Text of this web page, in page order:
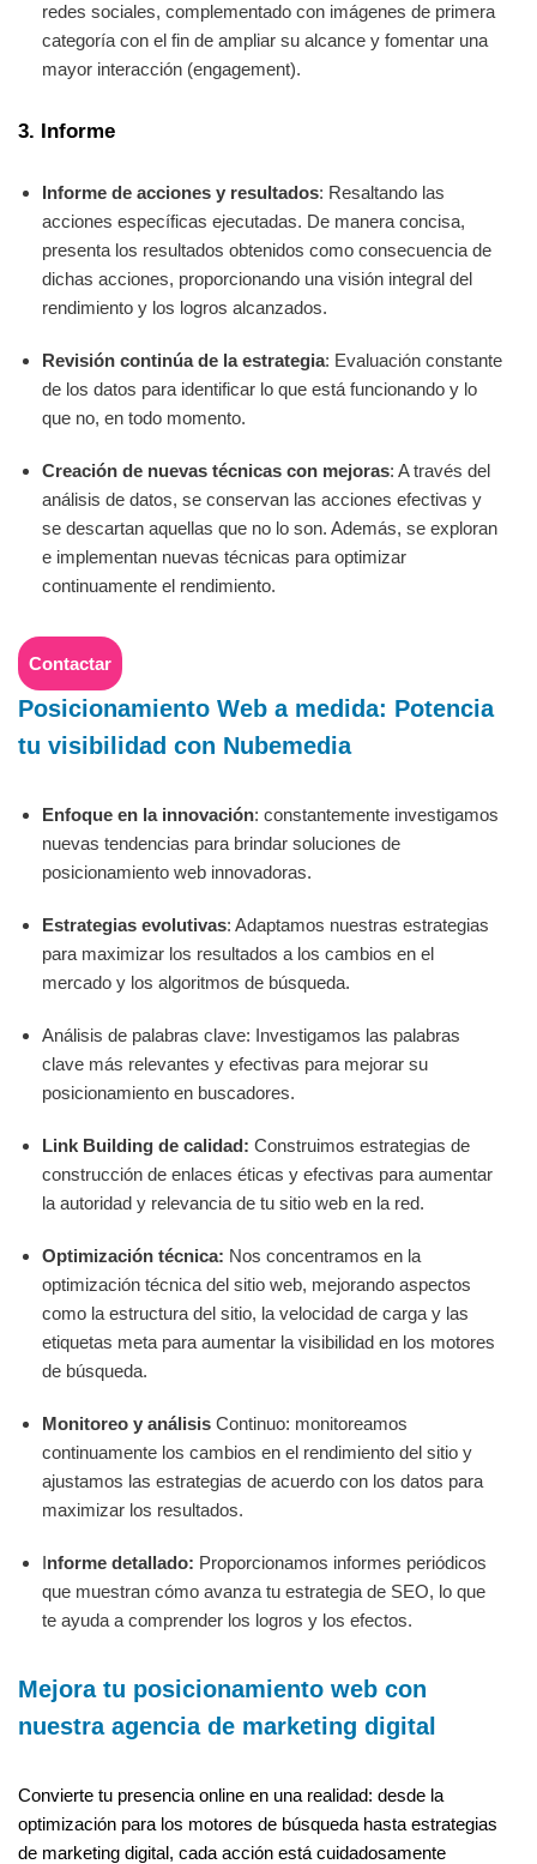
redes sociales, complementado con imágenes de primera
categoría con el fin de ampliar su alcance y fomentar una
mayor interacción (engagement).
3. Informe
Informe de acciones y resultados: Resaltando las
acciones específicas ejecutadas. De manera concisa,
presenta los resultados obtenidos como consecuencia de
dichas acciones, proporcionando una visión integral del
rendimiento y los logros alcanzados.
Revisión continúa de la estrategia: Evaluación constante
de los datos para identificar lo que está funcionando y lo
que no, en todo momento.
Creación de nuevas técnicas con mejoras: A través del
análisis de datos, se conservan las acciones efectivas y
se descartan aquellas que no lo son. Además, se exploran
e implementan nuevas técnicas para optimizar
continuamente el rendimiento.
Contactar
Posicionamiento Web a medida: Potencia
tu visibilidad con Nubemedia
Enfoque en la innovación: constantemente investigamos
nuevas tendencias para brindar soluciones de
posicionamiento web innovadoras.
Estrategias evolutivas: Adaptamos nuestras estrategias
para maximizar los resultados a los cambios en el
mercado y los algoritmos de búsqueda.
Análisis de palabras clave: Investigamos las palabras
clave más relevantes y efectivas para mejorar su
posicionamiento en buscadores.
Link Building de calidad: Construimos estrategias de
construcción de enlaces éticas y efectivas para aumentar
la autoridad y relevancia de tu sitio web en la red.
Optimización técnica: Nos concentramos en la
optimización técnica del sitio web, mejorando aspectos
como la estructura del sitio, la velocidad de carga y las
etiquetas meta para aumentar la visibilidad en los motores
de búsqueda.
Monitoreo y análisis Continuo: monitoreamos
continuamente los cambios en el rendimiento del sitio y
ajustamos las estrategias de acuerdo con los datos para
maximizar los resultados.
Informe detallado: Proporcionamos informes periódicos
que muestran cómo avanza tu estrategia de SEO, lo que
te ayuda a comprender los logros y los efectos.
Mejora tu posicionamiento web con
nuestra agencia de marketing digital
Convierte tu presencia online en una realidad: desde la
optimización para los motores de búsqueda hasta estrategias
de marketing digital, cada acción está cuidadosamente